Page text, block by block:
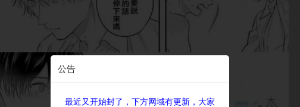
公告
最近又开始封了，下方网域有更新，大家